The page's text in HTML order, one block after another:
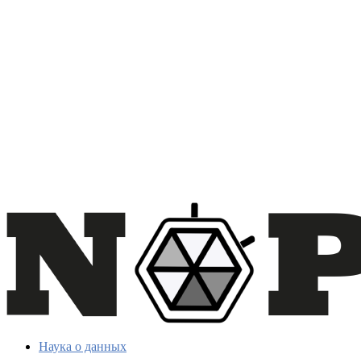
Наука о данных